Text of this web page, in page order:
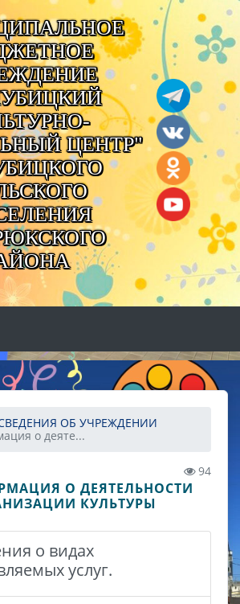
ЦЕНТР"
ОБ УЧРЕЖДЕНИИ
о деяте...
94
О ДЕЯТЕЛЬНОСТИ
КУЛЬТУРЫ
о видах
услуг.